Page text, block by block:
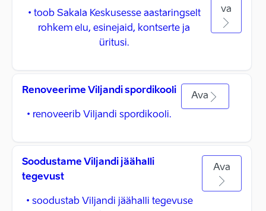
• toob Sakala Keskusesse aastaringselt
rohkem elu, esinejaid, kontserte ja
üritusi.
va
Renoveerime Viljandi spordikooli
• renoveerib Viljandi spordikooli.
Ava
Soodustame Viljandi jäähalli
tegevust
• soodustab Viljandi jäähalli tegevuse
Ava